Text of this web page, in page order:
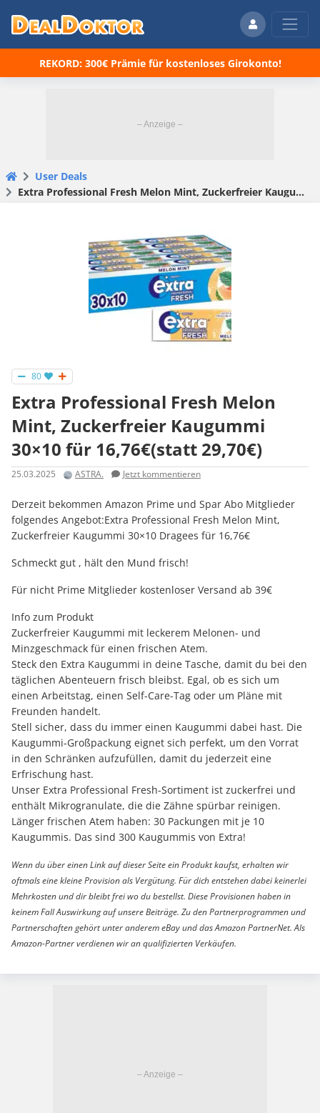
REKORD: 300€ Prämie für kostenloses Girokonto!
User Deals
Extra Professional Fresh Melon Mint, Zuckerfreier Kaugummi 30×10 für 16,76€(statt 29,70€)
80
Extra Professional Fresh Melon
Mint, Zuckerfreier Kaugummi
30×10 für 16,76€(statt 29,70€)
25.03.2025 ASTRA. Jetzt kommentieren
Derzeit bekommen Amazon Prime und Spar Abo Mitglieder
folgendes Angebot:Extra Professional Fresh Melon Mint,
Zuckerfreier Kaugummi 30×10 Dragees für 16,76€
Schmeckt gut , hält den Mund frisch!
Für nicht Prime Mitglieder kostenloser Versand ab 39€
Info zum Produkt
Zuckerfreier Kaugummi mit leckerem Melonen- und
Minzgeschmack für einen frischen Atem.
Steck den Extra Kaugummi in deine Tasche, damit du bei den
täglichen Abenteuern frisch bleibst. Egal, ob es sich um
einen Arbeitstag, einen Self-Care-Tag oder um Pläne mit
Freunden handelt.
Stell sicher, dass du immer einen Kaugummi dabei hast. Die
Kaugummi-Großpackung eignet sich perfekt, um den Vorrat
in den Schränken aufzufüllen, damit du jederzeit eine
Erfrischung hast.
Unser Extra Professional Fresh-Sortiment ist zuckerfrei und
enthält Mikrogranulate, die die Zähne spürbar reinigen.
Länger frischen Atem haben: 30 Packungen mit je 10
Kaugummis. Das sind 300 Kaugummis von Extra!
Wenn du über einen Link auf dieser Seite ein Produkt kaufst, erhalten wir
oftmals eine kleine Provision als Vergütung. Für dich entstehen dabei keinerlei
Mehrkosten und dir bleibt frei wo du bestellst. Diese Provisionen haben in
keinem Fall Auswirkung auf unsere Beiträge. Zu den Partnerprogrammen und
Partnerschaften gehört unter anderem eBay und das Amazon PartnerNet. Als
Amazon-Partner verdienen wir an qualifizierten Verkäufen.